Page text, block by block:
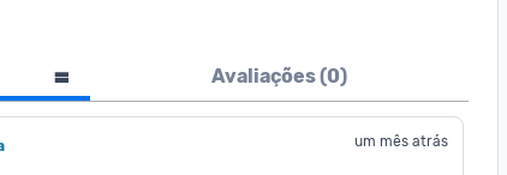
Avaliações (0)
um mês atrás